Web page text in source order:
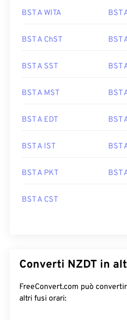
BST A WITA BST
BST A ChST BST
BST A SST BST
BST A MST BST
BST A EDT BST
BST A IST BST
BST A PKT BST
BST A CST
Converti NZDT in
FreeConvert.com può
altri fusi orari: